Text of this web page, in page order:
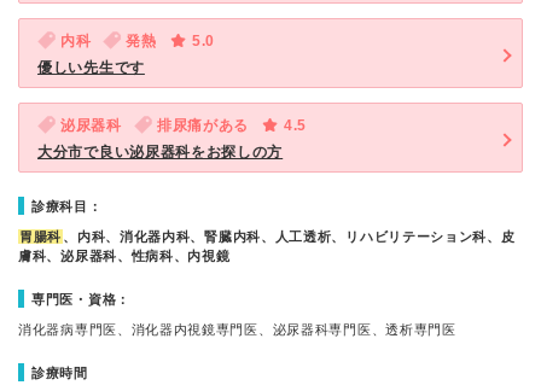
内科 発熱
5.0
優しい先生です
泌尿器科 排尿痛がある
4.5
大分市で良い泌尿器科をお探しの方
診療科目：
胃腸科 、内科、消化器内科、腎臓内科、人工透析、リハビリテーション科、皮
膚科、泌尿器科、性病科、内視鏡
専門医・資格：
消化器病専門医、消化器内視鏡専門医、泌尿器科専門医、透析専門医
診療時間